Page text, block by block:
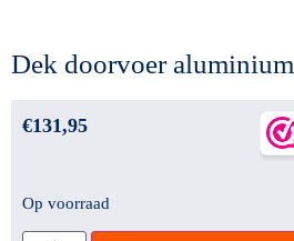
Dek doorvoer
€131,95
Op voorraad